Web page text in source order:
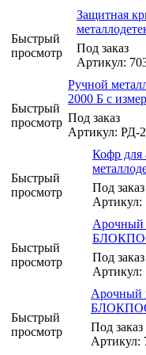
Быстрый
просмотр
Защитная
Под заказ
Артикул:
Быстрый
просмотр
Ручной
2000 Б с
Под заказ
Артикул: РД-
Быстрый
просмотр
Кофр для
Под заказ
Артикул:
Быстрый
просмотр
Арочный
Под заказ
Артикул:
Быстрый
просмотр
Арочный
Под заказ
Артикул: